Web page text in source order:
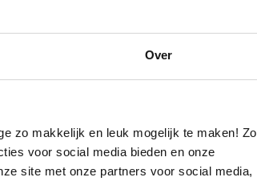
Over
zo makkelijk en leuk mogelijk te maken! Zo
voor social media bieden en onze
site met onze partners voor social media,